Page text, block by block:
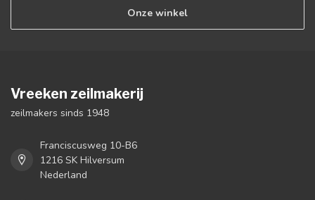
Onze winkel
Vreeken zeilmakerij
zeilmakers sinds 1948
Franciscusweg 10-B6
1216 SK Hilversum
Nederland